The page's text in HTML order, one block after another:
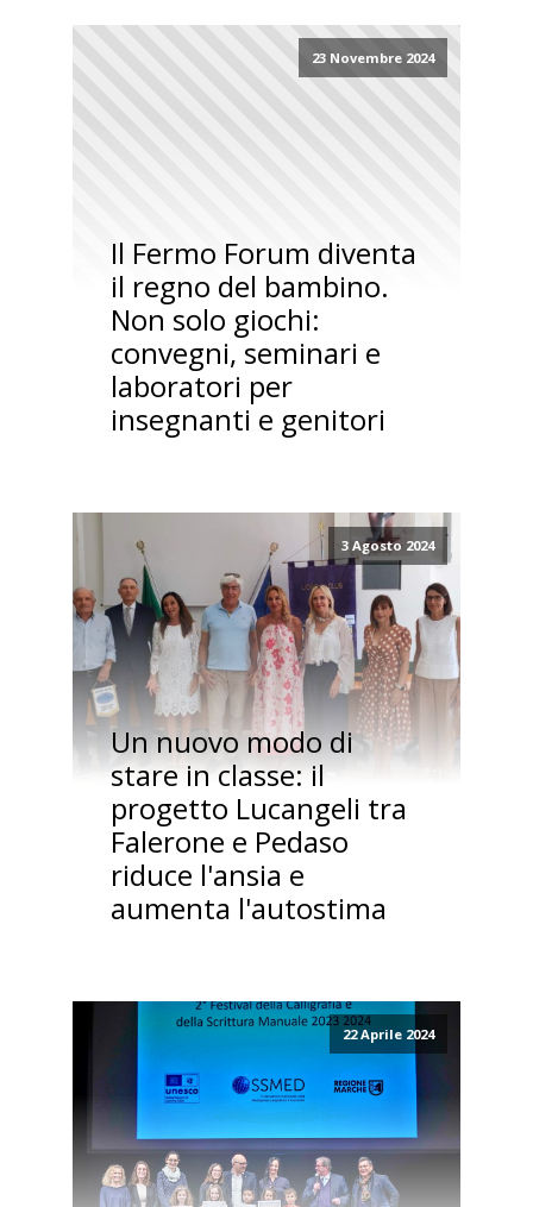
23 Novembre 2024
Il Fermo Forum diventa
il regno del bambino.
Non solo giochi:
convegni, seminari e
laboratori per
insegnanti e genitori
3 Agosto 2024
Un nuovo modo di
stare in classe: il
progetto Lucangeli tra
Falerone e Pedaso
riduce l'ansia e
aumenta l'autostima
22 Aprile 2024